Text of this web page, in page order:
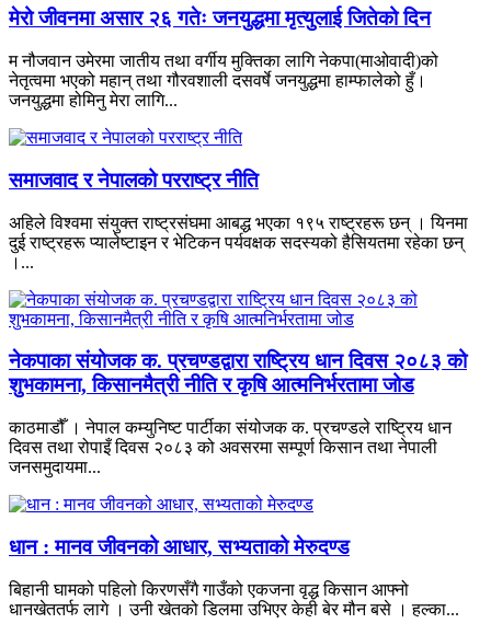
मेरो जीवनमा असार २६ गतेः जनयुद्धमा मृत्युलाई जितेको दिन
म नौजवान उमेरमा जातीय तथा वर्गीय मुक्तिका लागि नेकपा(माओवादी)को
नेतृत्वमा भएको महान् तथा गौरवशाली दसवर्षे जनयुद्धमा हाम्फालेको हुँ।
जनयुद्धमा होमिनु मेरा लागि...
समाजवाद र नेपालको परराष्ट्र नीति
अहिले विश्वमा संयुक्त राष्ट्रसंघमा आबद्ध भएका १९५ राष्ट्रहरू छन् । यिनमा
दुई राष्ट्रहरू प्यालेष्टाइन र भेटिकन पर्यवक्षक सदस्यको हैसियतमा रहेका छन्
।...
नेकपाका संयोजक क. प्रचण्डद्वारा राष्ट्रिय धान दिवस २०८३ को
शुभकामना, किसानमैत्री नीति र कृषि आत्मनिर्भरतामा जोड
काठमाडौँ । नेपाल कम्युनिष्ट पार्टीका संयोजक क. प्रचण्डले राष्ट्रिय धान
दिवस तथा रोपाइँ दिवस २०८३ को अवसरमा सम्पूर्ण किसान तथा नेपाली
जनसमुदायमा...
धान : मानव जीवनको आधार, सभ्यताको मेरुदण्ड
बिहानी घामको पहिलो किरणसँगै गाउँको एकजना वृद्ध किसान आफ्नो
धानखेततर्फ लागे । उनी खेतको डिलमा उभिएर केही बेर मौन बसे । हल्का...